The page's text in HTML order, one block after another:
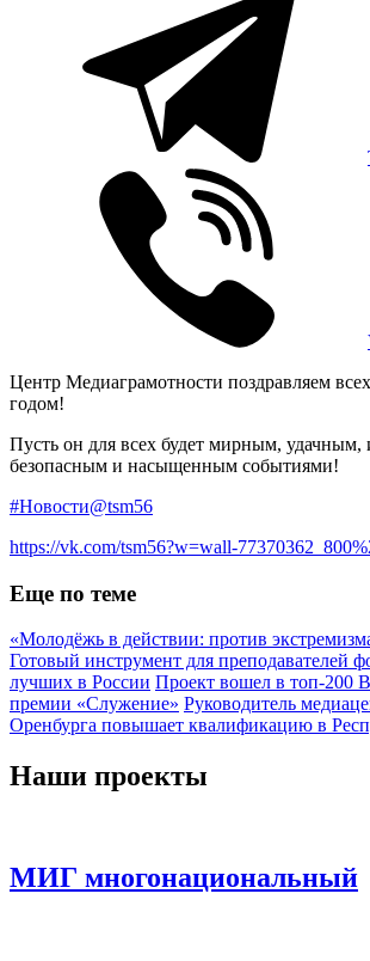
Центр Медиаграмотности поздравляем
годом!
Пусть он для всех будет мирным,
безопасным и насыщенным событиями!
#Новости@tsm56
https://vk.com/tsm56?w=wall-
Еще по теме
«Молодёжь в действии: против
Готовый инструмент для преподавателей
лучших в России Проект вошел в топ-200
премии «Служение» Руководитель
Оренбурга повышает квалификацию в
Наши проекты
МИГ многонациональный